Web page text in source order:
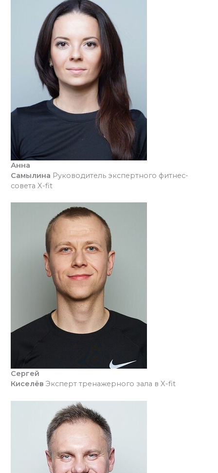
Анна
Самылина Руководитель экспертного фитнес-
совета X-fit
Сергей
КиселёвЭксперт тренажерного зала в X-fit